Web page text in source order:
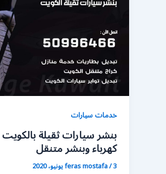
خدمات سيارات
كهرباء وبنشر متنقل
feras mostafa/3 يونيو، 2020